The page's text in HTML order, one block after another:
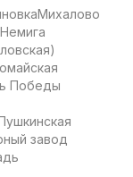
Михалово
Немига
Победы
завод